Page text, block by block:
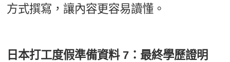
方式撰寫，讓內容更容易讀懂。
日本打工度假準備資料 7：最終學歷證明